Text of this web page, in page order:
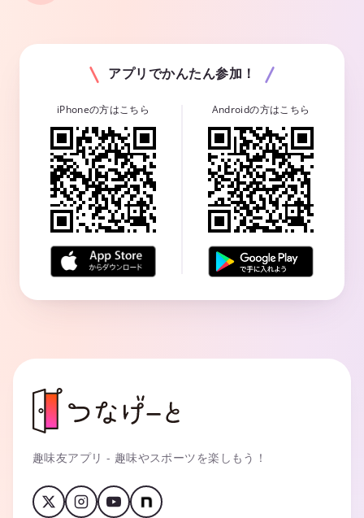
アプリでかんたん参加！
iPhoneの方はこちら Androidの方はこちら
趣味友アプリ - 趣味やスポーツを楽しもう！